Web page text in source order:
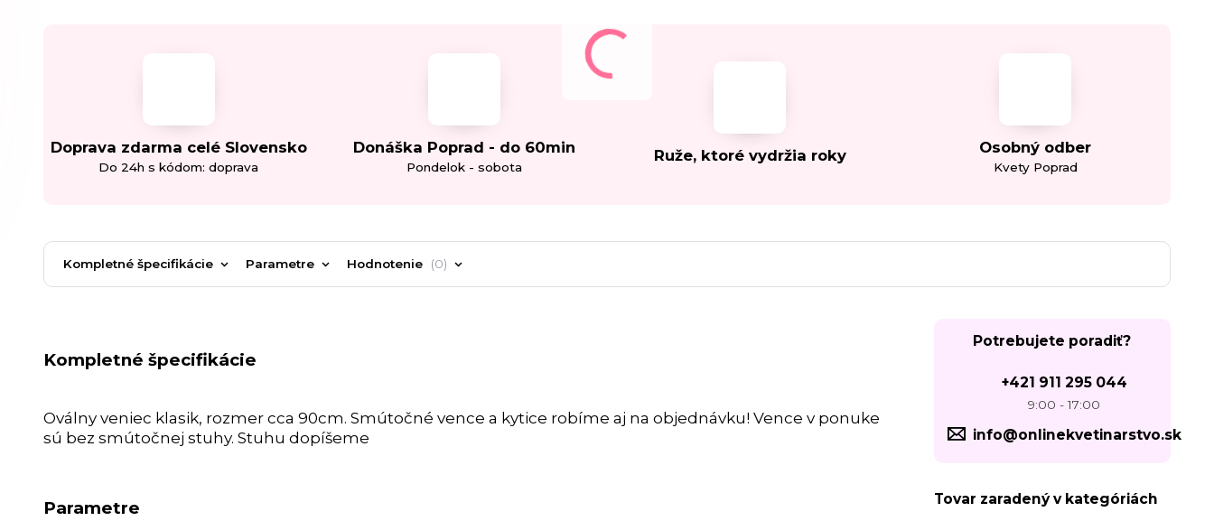
Doprava zdarma celé Slovensko
Do 24h s kódom: doprava
Donáška Poprad - do 60min
Pondelok - sobota
Ruže, ktoré vydržia roky Osobný odber
Kvety Poprad
Kompletné špecifikácie Parametre Hodnotenie 0
Kompletné špecifikácie
Oválny veniec klasik, rozmer cca 90cm. Smútočné vence a kytice robíme aj na objednávku! Vence v ponuke
sú bez smútočnej stuhy. Stuhu dopíšeme
Parametre
Potrebujete poradiť?
+421 911 295 044
9:00 - 17:00
info@onlinekvetinarstvo.sk
Tovar zaradený v kategóriách